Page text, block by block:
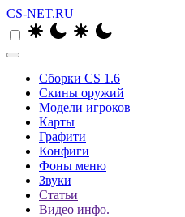
CS-NET.RU
Сборки CS 1.6
Скины оружий
Модели игроков
Карты
Графити
Конфиги
Фоны меню
Звуки
Статьи
Видео инфо.